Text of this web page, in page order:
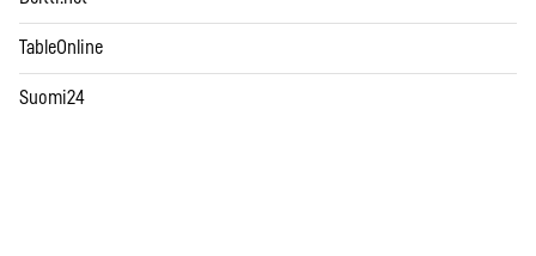
TableOnline
Suomi24